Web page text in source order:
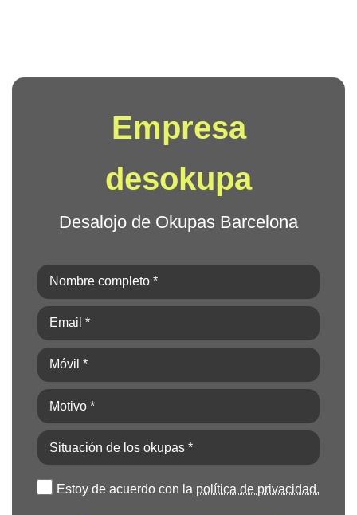
Empresa
desokupa
Desalojo de Okupas Barcelona
Nombre
completo
(Obligatorio)
Email
*
(Obligatorio)
Móvil
*
(Obligatorio)
Motivo
*
(Obligatorio)
Situación
de
los
okupas
Política
Estoy de acuerdo con la política de privacidad.